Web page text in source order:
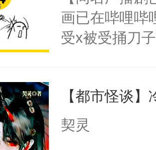
悉，嗷？这不
可以先看仙帝
不知道，那小
头，魔尊墨宴
宴：柳折枝你
们竟然欺负
宴：要不你
来……“蛇蛇，
画已在哔哩哔
受x被受捅刀
病，一个个
上了还是无动
【都市怪谈
契灵